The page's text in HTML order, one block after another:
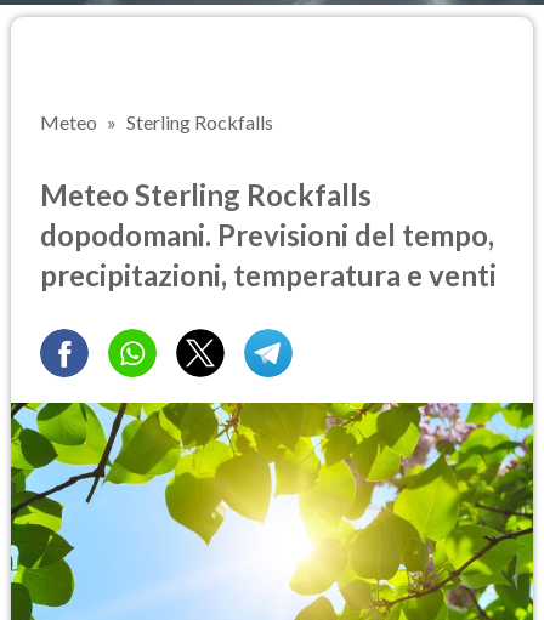
Meteo Sterling Rockfalls
Meteo Sterling Rockfalls
dopodomani. Previsioni del tempo,
precipitazioni, temperatura e venti